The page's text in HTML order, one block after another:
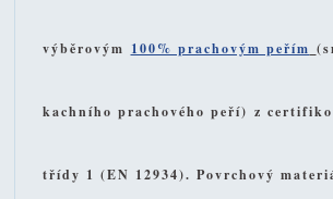
výběrovým 100% prachovým peřím
kachního prachového peří) z
třídy 1 (EN 12934). Povrchový